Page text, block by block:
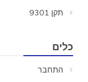
תקן 9301
כלים
התחבר